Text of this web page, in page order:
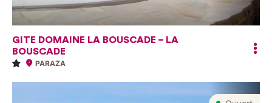
GITE DOMAINE LA BOUSCADE – LA
BOUSCADE
PARAZA